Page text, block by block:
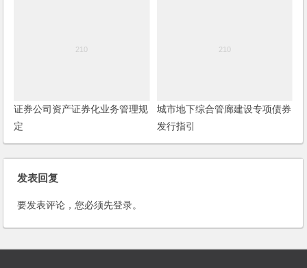
证券公司资产证券化业务管理规
定
城市地下综合管廊建设专项债券
发行指引
发表回复
要发表评论，您必须先登录。